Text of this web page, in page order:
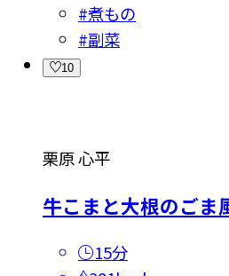
#煮もの
#副菜
10
栗原 心平
牛こまと大根のごま
15分